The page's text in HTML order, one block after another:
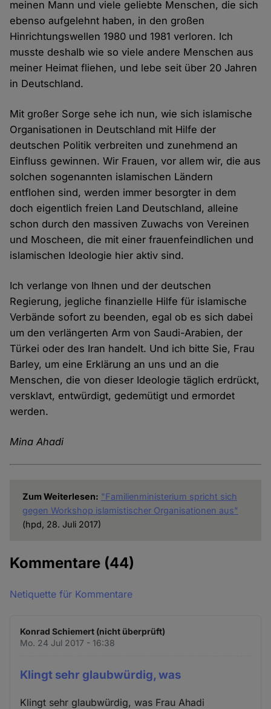
meinen Mann und viele geliebte Menschen, die sich
ebenso aufgelehnt haben, in den großen
Hinrichtungswellen 1980 und 1981 verloren. Ich
musste deshalb wie so viele andere Menschen aus
meiner Heimat fliehen, und lebe seit über 20 Jahren
in Deutschland.
Mit großer Sorge sehe ich nun, wie sich islamische
Organisationen in Deutschland mit Hilfe der
deutschen Politik verbreiten und zunehmend an
Einfluss gewinnen. Wir Frauen, vor allem wir, die aus
solchen sogenannten islamischen Ländern
entflohen sind, werden immer besorgter in dem
doch eigentlich freien Land Deutschland, alleine
schon durch den massiven Zuwachs von Vereinen
und Moscheen, die mit einer frauenfeindlichen und
islamischen Ideologie hier aktiv sind.
Ich verlange von Ihnen und der deutschen
Regierung, jegliche finanzielle Hilfe für islamische
Verbände sofort zu beenden, egal ob es sich dabei
um den verlängerten Arm von Saudi-Arabien, der
Türkei oder des Iran handelt. Und ich bitte Sie, Frau
Barley, um eine Erklärung an uns und an die
Menschen, die von dieser Ideologie täglich erdrückt,
versklavt, entwürdigt, gedemütigt und ermordet
werden.
Mina Ahadi
Zum Weiterlesen: "Familienministerium spricht sich
gegen Workshop islamistischer Organisationen aus"
(hpd, 28. Juli 2017)
Kommentare (44)
Netiquette für Kommentare
Konrad Schiemert (nicht überprüft)
Mo. 24 Jul 2017 - 16:38
Klingt sehr glaubwürdig, was
Klingt sehr glaubwürdig, was Frau Ahadi